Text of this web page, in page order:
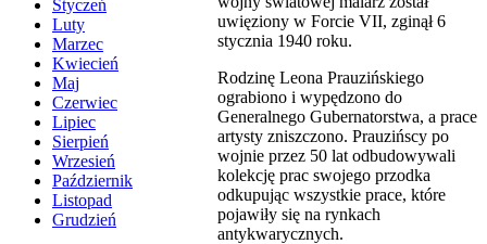
Styczeń
Luty
Marzec
Kwiecień
Maj
Czerwiec
Lipiec
Sierpień
Wrzesień
Październik
Listopad
Grudzień
uwięziony w Forcie VII, zginął 6
stycznia 1940 roku.
Rodzinę Leona Prauzińskiego
ograbiono i wypędzono do
Generalnego Gubernatorstwa, a prace
artysty zniszczono. Prauzińscy po
wojnie przez 50 lat odbudowywali
kolekcję prac swojego przodka
odkupując wszystkie prace, które
pojawiły się na rynkach
antykwarycznych.